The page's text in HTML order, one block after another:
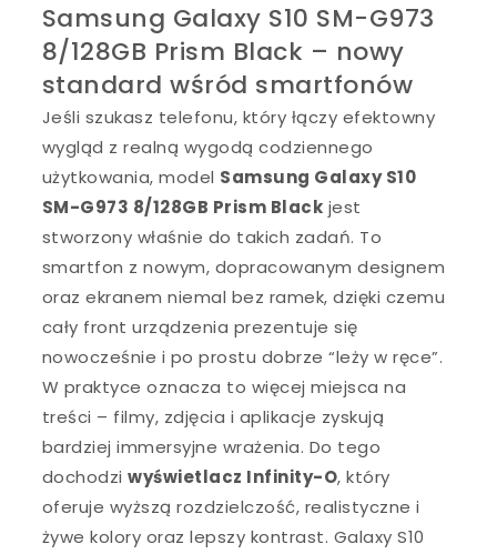
Samsung Galaxy S10 SM-G973
8/128GB Prism Black – nowy
standard wśród smartfonów
Jeśli szukasz telefonu, który łączy efektowny
wygląd z realną wygodą codziennego
użytkowania, model Samsung Galaxy S10
SM-G973 8/128GB Prism Black jest
stworzony właśnie do takich zadań. To
smartfon z nowym, dopracowanym designem
oraz ekranem niemal bez ramek, dzięki czemu
cały front urządzenia prezentuje się
nowocześnie i po prostu dobrze “leży w ręce”.
W praktyce oznacza to więcej miejsca na
treści – filmy, zdjęcia i aplikacje zyskują
bardziej immersyjne wrażenia. Do tego
dochodziwyświetlacz Infinity-O, który
oferuje wyższą rozdzielczość, realistyczne i
żywe kolory oraz lepszy kontrast. Galaxy S10